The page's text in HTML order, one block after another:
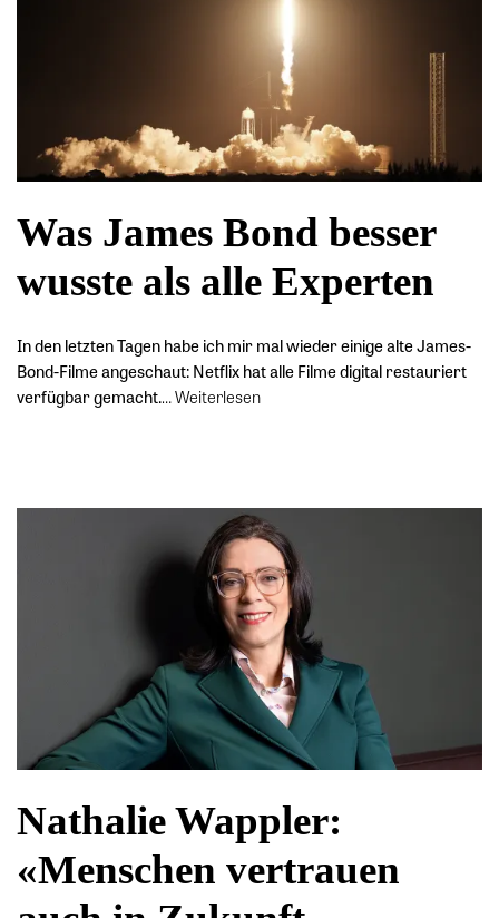
Was James Bond besser
wusste als alle Experten
In den letzten Tagen habe ich mir mal wieder einige alte James-
Bond-Filme angeschaut: Netflix hat alle Filme digital restauriert
verfügbar gemacht.…Weiterlesen
Nathalie Wappler:
«Menschen vertrauen